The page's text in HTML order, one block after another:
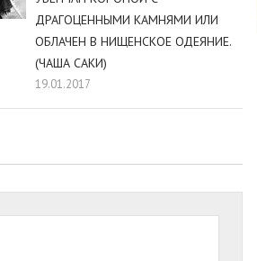
ДРАГОЦЕННЫМИ КАМНЯМИ ИЛИ
ОБЛАЧЕН В НИЩЕНСКОЕ ОДЕЯНИЕ.
(ЧАША САКИ)
19.01.2017